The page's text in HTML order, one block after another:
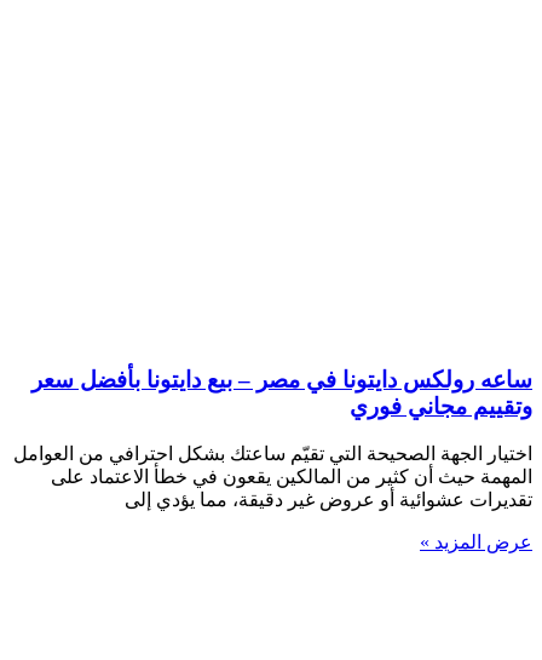
ساعه رولكس دايتونا في مصر – بيع دايتونا بأفضل سعر
وتقييم مجاني فوري
اختيار الجهة الصحيحة التي تقيّم ساعتك بشكل احترافي من العوامل
المهمة حيث أن كثير من المالكين يقعون في خطأ الاعتماد على
تقديرات عشوائية أو عروض غير دقيقة، مما يؤدي إلى
عرض المزيد »